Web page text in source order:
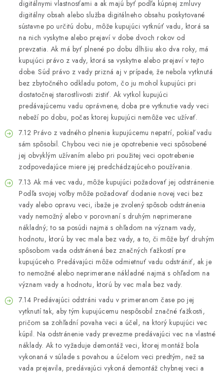
digitálnymi vlastnosťami a ak majú byť podľa kúpnej zmluvy
digitálny obsah alebo služba digitálneho obsahu poskytované
sústavne po určitú dobu, môže kupujúci vytknúť vadu, ktorá sa
na nich vyskytne alebo prejaví v dobe dvoch rokov od
prevzatia. Ak má byť plnené po dobu dlhšiu ako dva roky, má
kupujúci právo z vady, ktorá sa vyskytne alebo prejaví v tejto
dobe. Súd právo z vady prizná aj v prípade, že nebola vytknutá
bez zbytočného odkladu potom, čo ju mohol kupujúci pri
dostatočnej starostlivosti zistiť. Ak vytkol kupujúci
predávajúcemu vadu oprávnene, doba pre vytknutie vady veci
nebeží po dobu, počas ktorej kupujúci nemôže vec užívať.
7.12 Právo z vadného plnenia kupujúcemu nepatrí, pokiaľ vadu
sám spôsobil. Chybou veci nie je opotrebenie veci spôsobené
jej obvyklým užívaním alebo pri použitej veci opotrebenie
zodpovedajúce miere jej predchádzajúceho používania.
7.13 Ak má vec vadu, môže kupujúci požadovať jej odstránenie.
Podľa svojej voľby môže požadovať dodanie novej veci bez
vady alebo opravu veci, ibaže je zvolený spôsob odstránenia
vady nemožný alebo v porovnaní s druhým neprimerane
nákladný; to sa posúdi najmä s ohľadom na význam vady,
hodnotu, ktorú by vec mala bez vady, a to, či môže byť druhým
spôsobom vada odstránená bez značných ťažkostí pre
kupujúceho. Predávajúci môže odmietnuť vadu odstrániť, ak je
to nemožné alebo neprimerane nákladné najmä s ohľadom na
význam vady a hodnotu, ktorú by vec mala bez vady.
7.14 Predávajúci odstráni vadu v primeranom čase po jej
vytknutí tak, aby tým kupujúcemu nespôsobil značné ťažkosti,
pričom sa zohľadní povaha veci a účel, na ktorý kupujúci vec
kúpil. Na odstránenie vady prevezme predávajúci vec na vlastné
náklady. Ak to vyžaduje demontáž veci, ktorej montáž bola
vykonaná v súlade s povahou a účelom veci predtým, než sa
vada prejavila, predávajúci vykoná demontáž chybnej veci a